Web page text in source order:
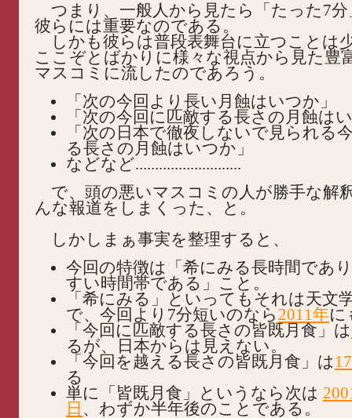
つまり、一般人から見たら「たった7分
彼らには重要なのである。
しかも彼らは普段表舞台に立つことは
ここぞとばかりに様々な視点から見た豊
マスコミに流したのであろう。
「次の今回より長い月蝕はいつか」
「次の今回に匹敵する長さの月蝕は
「次の日本で徹夜しないで見られる
る長さの月蝕はいつか」
などなど...........................
で、頭の悪いマスコミの人が勝手な解
んな報道をしまくった、と。
しかしまぁ事実を整理すると、
今回の特徴は「希にみる長時間であ
すい時間帯である」こと。
「希にみる」といってもそれは天文
で、今回より7分短いのなら 2011年に
「今回に匹敵する長さの皆既月食」は
るが、日本からは見えない。
「今回を越える長さの皆既月食」は
る
単に「皆既月食」というなら次は
日 、わずか半年後のことである。